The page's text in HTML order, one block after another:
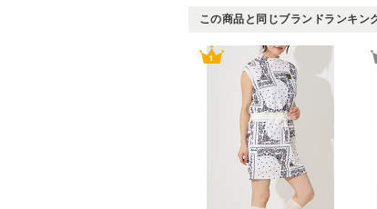
この商品と同じブランドランキン